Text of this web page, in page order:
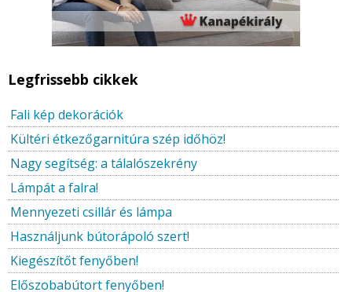
Legfrissebb cikkek
Fali kép dekorációk
Kültéri étkezőgarnitúra szép időhöz!
Nagy segítség: a tálalószekrény
Lámpát a falra!
Mennyezeti csillár és lámpa
Használjunk bútorápoló szert!
Kiegészítőt fenyőben!
Előszobabútort fenyőben!